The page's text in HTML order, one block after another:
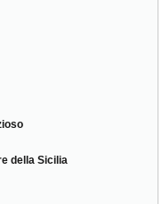
della Sicilia